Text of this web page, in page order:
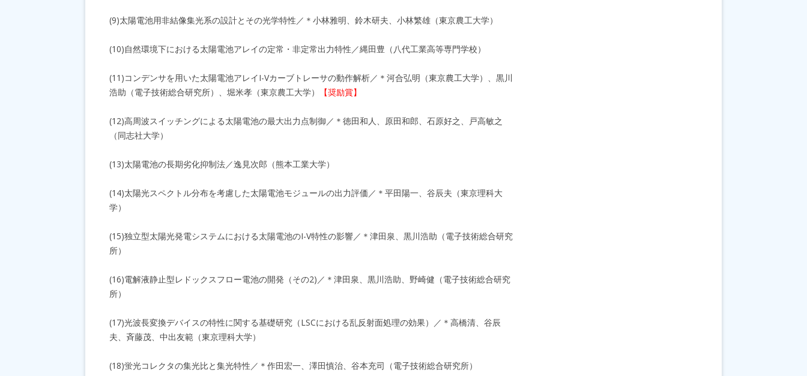
(9)太陽電池用非結像集光系の設計とその光学特性／＊小林雅明、鈴木研夫、小林繁雄（東京農工大学）
(10)自然環境下における太陽電池アレイの定常・非定常出力特性／縄田豊（八代工業高等専門学校）
(11)コンデンサを用いた太陽電池アレイI-Vカーブトレーサの動作解析／＊河合弘明（東京農工大学）、黒川
浩助（電子技術総合研究所）、堀米孝（東京農工大学）
【奨励賞】
(12)高周波スイッチングによる太陽電池の最大出力点制御／＊徳田和人、原田和郎、石原好之、戸高敏之
（同志社大学）
(13)太陽電池の長期劣化抑制法／逸見次郎（熊本工業大学）
(14)太陽光スペクトル分布を考慮した太陽電池モジュールの出力評価／＊平田陽一、谷辰夫（東京理科大
学）
(15)独立型太陽光発電システムにおける太陽電池のI-V特性の影響／＊津田泉、黒川浩助（電子技術総合研究
所）
(16)電解液静止型レドックスフロー電池の開発（その2)／＊津田泉、黒川浩助、野崎健（電子技術総合研究
所）
(17)光波長変換デバイスの特性に関する基礎研究（LSCにおける乱反射面処理の効果）／＊高橋清、谷辰
夫、斉藤茂、中出友範（東京理科大学）
(18)蛍光コレクタの集光比と集光特性／＊作田宏一、澤田慎治、谷本充司（電子技術総合研究所）